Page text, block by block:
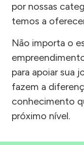
por nossas
temos a
Não importa o
para apoiar sua
fazem a
conhecimento
próximo nível.